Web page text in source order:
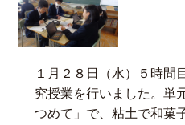
１月２８日（水）５時間
究授業を行いました。単
つめて」で、粘土で和菓